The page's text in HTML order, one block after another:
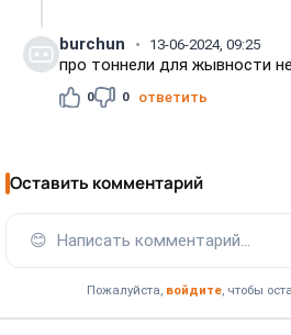
burchun 13-06-2024, 09:25
про тоннели для жывности
0 0 ответить
Оставить комментарий
😊 Написать комментарий...
Пожалуйста, войдите, чтобы